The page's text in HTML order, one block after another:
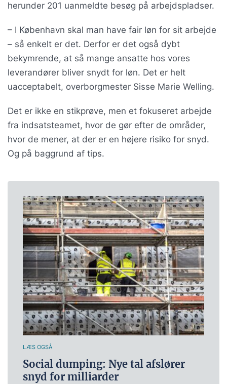
herunder 201 uanmeldte besøg på arbejdspladser.
– I København skal man have fair løn for sit arbejde
– så enkelt er det. Derfor er det også dybt
bekymrende, at så mange ansatte hos vores
leverandører bliver snydt for løn. Det er helt
uacceptabelt, overborgmester Sisse Marie Welling.
Det er ikke en stikprøve, men et fokuseret arbejde
fra indsatsteamet, hvor de gør efter de områder,
hvor de mener, at der er en højere risiko for snyd.
Og på baggrund af tips.
LÆS OGSÅ
Social dumping: Nye tal afslører
snyd for milliarder